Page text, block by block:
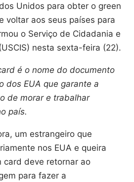
Unidos para obter o green
voltar aos seus países para
o Serviço de Cidadania e
nesta sexta-feira (22).
é o nome do documento
dos EUA que garante a
de morar e trabalhar
país.
um estrangeiro que
nos EUA e queira
card deve retornar ao
para fazer a